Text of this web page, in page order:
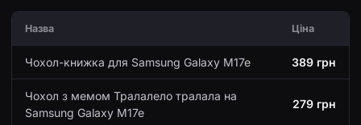
Назва Ціна
Чохол-книжка для Samsung Galaxy M17e 389 грн
Чохол з мемом Тралалело тралала на
Samsung Galaxy M17e
279 грн